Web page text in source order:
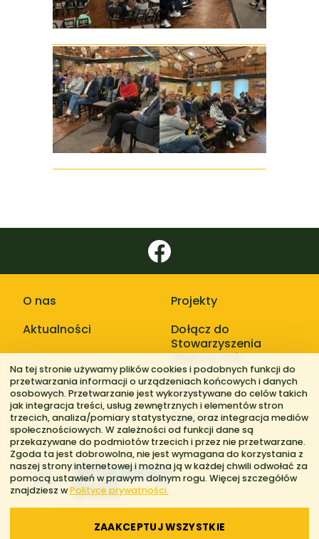
O nas
Aktualności
Projekty
Dołącz do
Stowarzyszenia
Większy Stół
Galerie zdjęć
Kontakt
Regiony
Na tej stronie używamy plików cookies i podobnych funkcji do
przetwarzania informacji o urządzeniach końcowych i danych
osobowych. Przetwarzanie jest wykorzystywane do celów takich
jak integracja treści, usług zewnętrznych i elementów stron
trzecich, analiza/pomiary statystyczne, oraz integracja mediów
społecznościowych. W zależności od funkcji dane są
przekazywane do podmiotów trzecich i przez nie przetwarzane.
Zgoda ta jest dobrowolna, nie jest wymagana do korzystania z
naszej strony internetowej i można ją w każdej chwili odwołać za
pomocą ustawień w prawym dolnym rogu. Więcej szczegółów
znajdziesz wPolityce prywatności.
ZAAKCEPTUJ WSZYSTKIE